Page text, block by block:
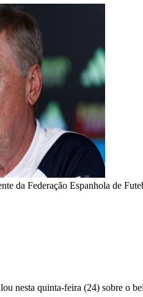
da Federação Espanhola de
nesta quinta-feira (24) sobre o